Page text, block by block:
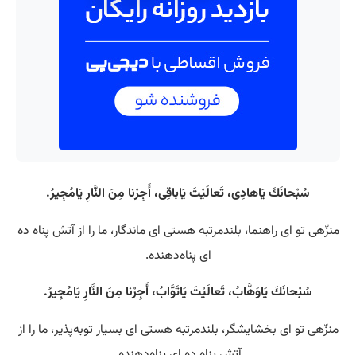
سُبْحانَكَ يَاهادِى، تَعالَيْتَ يَاباقِى، أَجِرْنا مِنَ النَّارِ يَامُجِيرُ.
منزّهی تو ای راهنما، بلندمرتبه هستی‌ ای ماندگار، ما را از آتش پناه ده
ای پناه‌دهنده.
سُبْحانَكَ يَاوَهَّابُ، تَعالَيْتَ يَاتَوَّابُ، أَجِرْنا مِنَ النَّارِ يَامُجِيرُ.
منزّهی تو ای بخشایشگر، بلندمرتبه هستی‌ ای بسیار توبه‌پذیر، ما را از